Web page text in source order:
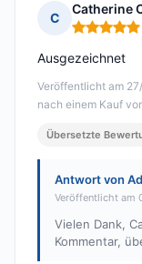
C
Catherine
Hinweis: 5
Veröffentlicht am
nach einem Kauf
Ausgezeichnet
Übersetzte
Antwort von
Veröffentlicht am
Vielen Dank,
Kommentar,